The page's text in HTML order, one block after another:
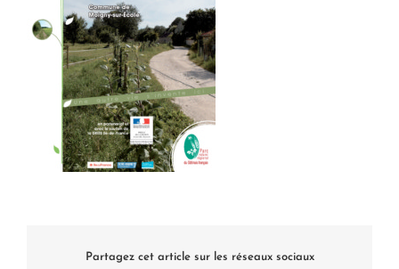
Partagez cet article sur les réseaux sociaux